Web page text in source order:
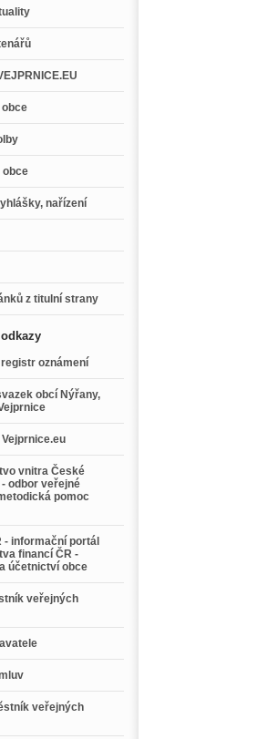
obce
nařízení
z titulní strany
oznámení
obcí Nýřany,
vnitra České
odbor veřejné
pomoc
- informační portál
financí ČR -
účetnictví obce
veřejných
veřejných